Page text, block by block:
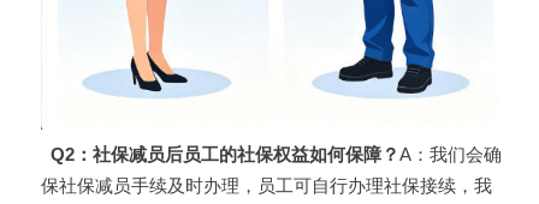
Q2：社保减员后员工的社保权益如何保障？A：我们会确
保社保减员手续及时办理，员工可自行办理社保接续，我